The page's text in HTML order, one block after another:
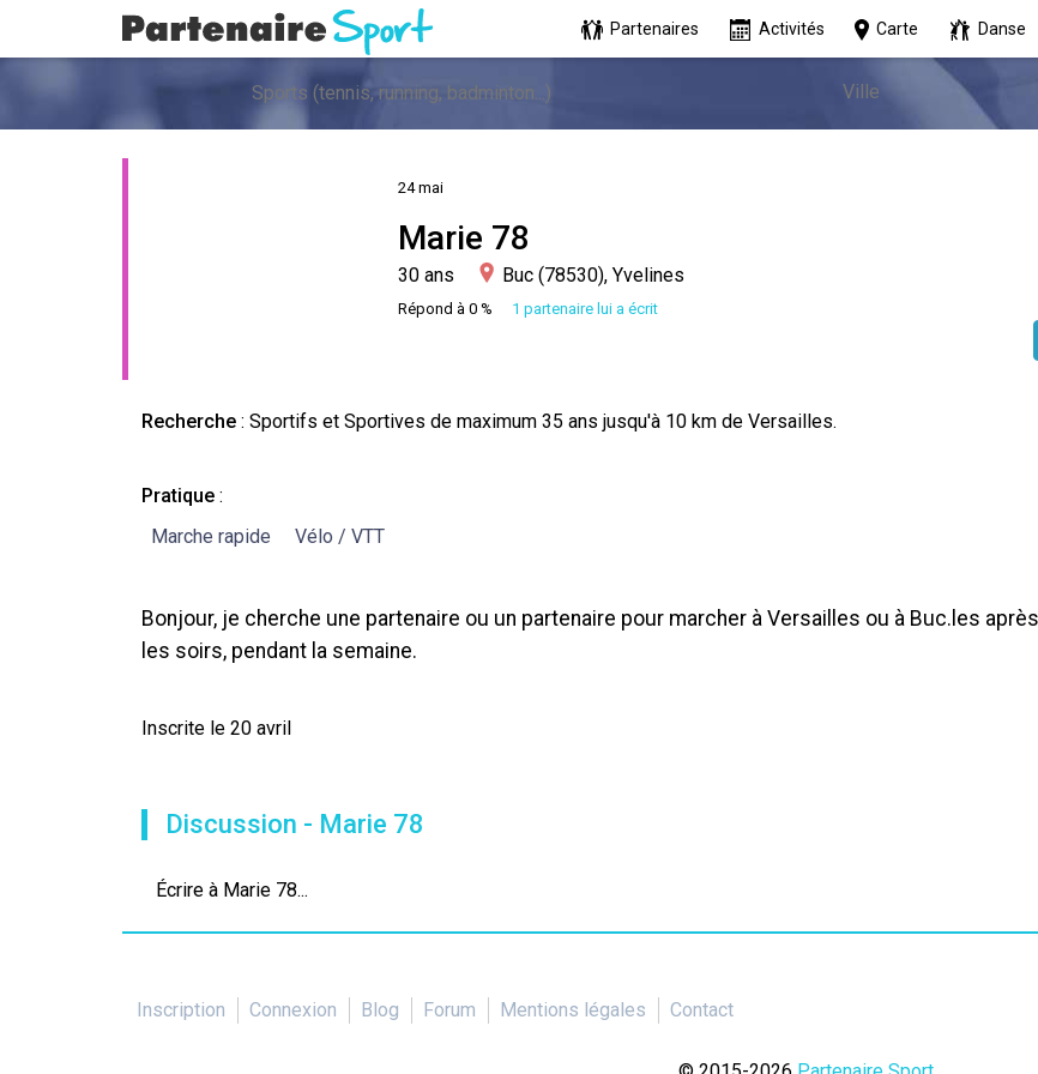
Partenaires Activités Carte Danse
24 mai
Marie 78
30 ans Buc (78530), Yvelines
Répond à 0 % 1 partenaire lui a écrit
Recherche : Sportifs et Sportives de maximum 35 ans jusqu'à 10 km de Versailles.
Pratique :
Marche rapide
Vélo / VTT
Bonjour, je cherche une partenaire ou un partenaire pour marcher à Versailles ou à Buc.les
les soirs, pendant la semaine.
Inscrite le 20 avril
Discussion - Marie 78
Écrire à Marie 78...
Inscription Connexion Blog Forum Mentions légales Contact